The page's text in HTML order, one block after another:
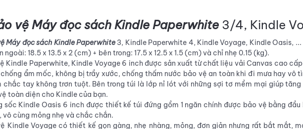
vệMáy đọc sách Kindle Paperwhite 3/4, Kindle
Máy đọc sách Kindle Paperwhite3, Kindle Paperwhite 4, Kindle Voyage, Kindle Oasis,
ngoài: 18.5 x 13.5 x 2 (cm) + bên trong: 17.5 x 12.5 x 1.5 (cm) và chỉ nhẹ 0.15 (kg).
Kindle Paperwhite, Kindle Voyage 6 inch được sản xuất từ chất liệu vải Canvas cao
ẩm mốc, không bị trầy xước, chống thấm nước bảo vệ an toàn khi đi mưa hay vô
chắc tay không trơn tuột. Bên trong túi là lớp nỉ lót với những sợi tơ mềm mại giúp
toàn diện cho Kindle của bạn.
sốc Kindle Oasis 6 inch được thiết kế túi đứng gồm 1 ngăn chính được bảo vệ bằng
vô cùng mỏng nhẹ và chắc chắn.
Kindle Voyage có thiết kế gọn gàng, nhẹ nhàng, mỏng, đơn giản nhưng rất bắt mắt,